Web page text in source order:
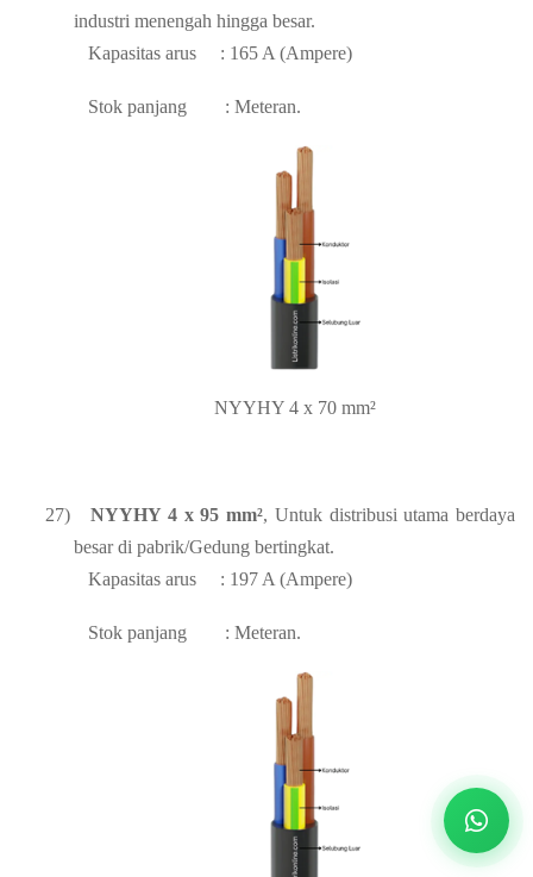
industri menengah hingga besar.
Kapasitas arus
: 165 A (Ampere)
Stok panjang : Meteran.
NYYHY 4 x 70 mm²
27) NYYHY 4 x 95 mm², Untuk distribusi utama berdaya
besar di pabrik/Gedung bertingkat.
Kapasitas arus
: 197 A (Ampere)
Stok panjang : Meteran.